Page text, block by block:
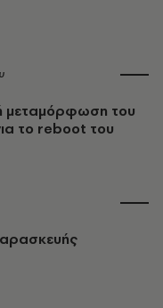
μεταμόρφωση του
το reboot του